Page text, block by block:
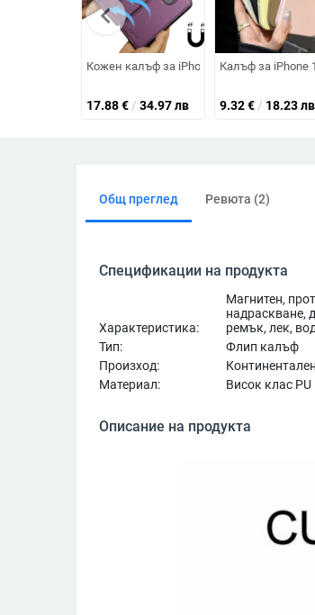
Кожен калъф за iPhone 17 Pro Max с
17.88€ / 34.97 лв
Калъф за iPhone
9.32€ / 18.23 лв
chevron_left
Общ преглед Ревюта (2)
Спецификации на продукта
Характеристика:
Магнитен,
надраскване,
ремък, лек,
Тип:
Флип калъф
Произход:
Материал:
Висок клас
Описание на продукта